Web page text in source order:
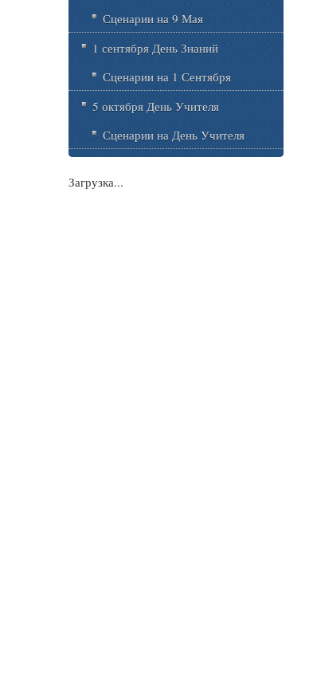
Сценарии на 9 Мая
1 сентября День Знаний
Сценарии на 1 Сентября
5 октября День Учителя
Сценарии на День Учителя
Загрузка...